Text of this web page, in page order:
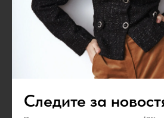
Топ с воланами синий
Следите за